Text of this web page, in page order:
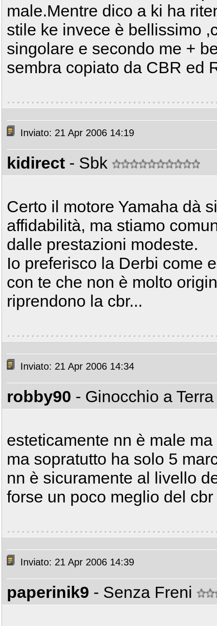
male.Mentre dico a ki ha
stile ke invece è bellissimo
singolare e secondo me +
sembra copiato da CBR ed
Inviato: 21 Apr 2006 14:19
kidirect - Sbk
Certo il motore Yamaha dà
affidabilità, ma stiamo
dalle prestazioni modeste.
Io preferisco la Derbi come
con te che non è molto
riprendono la cbr...
Inviato: 21 Apr 2006 14:34
robby90 - Ginocchio a
esteticamente nn è male
ma sopratutto ha solo 5
nn è sicuramente al livello
forse un poco meglio del
Inviato: 21 Apr 2006 14:39
paperinik9 - Senza Freni